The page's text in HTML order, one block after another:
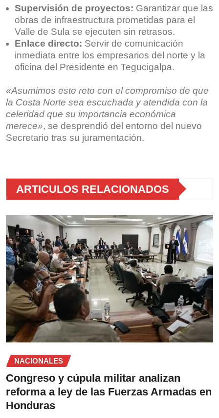
Supervisión de proyectos: Garantizar que las
obras de infraestructura prometidas para el
Valle de Sula se ejecuten sin retrasos.
Enlace directo: Servir de comunicación
inmediata entre los empresarios del norte y la
oficina del Presidente en Tegucigalpa.
«Asumimos este reto con el compromiso de que
la Costa Norte sea escuchada y atendida con la
celeridad que su importancia económica
merece», se desprendió del entorno del nuevo
Secretario tras su juramentación.
ARTICULOS RELACIONADOS
NACIONALES
Congreso y cúpula militar analizan
reforma a ley de las Fuerzas Armadas en
Honduras